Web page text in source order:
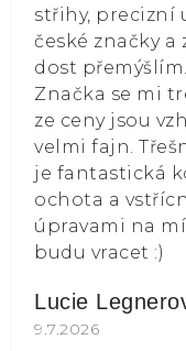
střihy, precizní
české značky a
dost
Značka se mi
ze ceny jsou
velmi fajn.
je fantastická
ochota a
úpravami na
budu vracet :)
Lucie
Hodnocení
9.7.2026